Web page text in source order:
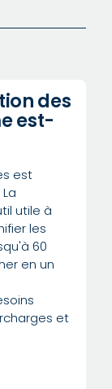
des
est-
est
utile à
les
60
en un
et